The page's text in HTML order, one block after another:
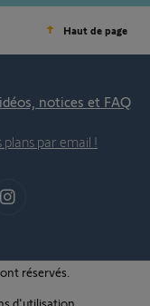
Haut de page
notices et FAQ
par email !
réservés.
d'utilisation